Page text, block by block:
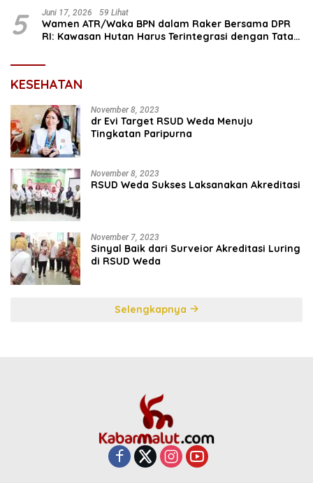
5 Juni 17, 2026 59 Lihat
Wamen ATR/Waka BPN dalam Raker Bersama DPR
RI: Kawasan Hutan Harus Terintegrasi dengan Tata
KESEHATAN
November 8, 2023
dr Evi Target RSUD Weda Menuju
Tingkatan Paripurna
November 8, 2023
RSUD Weda Sukses Laksanakan Akreditasi
November 7, 2023
Sinyal Baik dari Surveior Akreditasi Luring
di RSUD Weda
Selengkapnya